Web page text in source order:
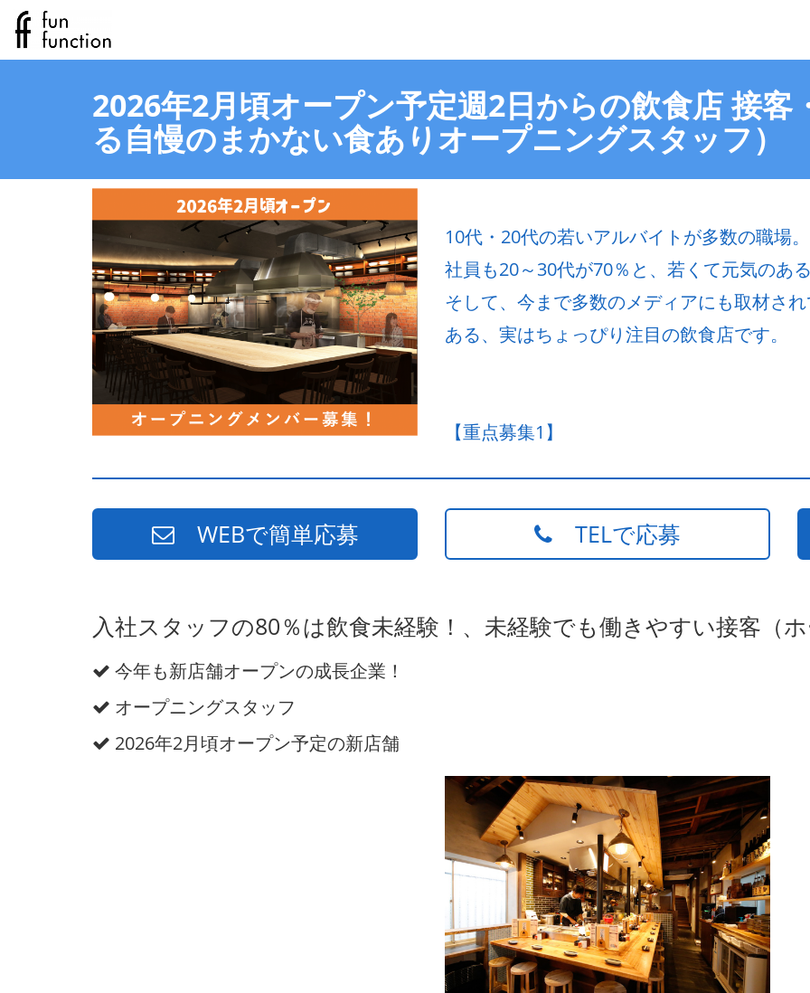
2026年2月頃オープン予定週2日からの飲食店 接客
る自慢のまかない食ありオープニングスタッフ）
10代・20代の若いアルバイトが多数の職場。
社員も20～30代が70％と、若くて元気のあ
そして、今まで多数のメディアにも取材さ
ある、実はちょっぴり注目の飲食店です。
【重点募集1】
WEBで簡単応募 TELで応募
入社スタッフの80％は飲食未経験！、未経験でも働きやすい接客（
今年も新店舗オープンの成長企業！
オープニングスタッフ
2026年2月頃オープン予定の新店舗